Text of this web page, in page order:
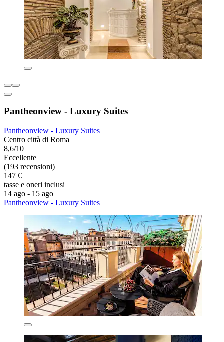
Pantheonview - Luxury Suites
Pantheonview - Luxury Suites
Centro città di Roma
8,6/10
Eccellente
(193 recensioni)
147 €
tasse e oneri inclusi
14 ago - 15 ago
Pantheonview - Luxury Suites